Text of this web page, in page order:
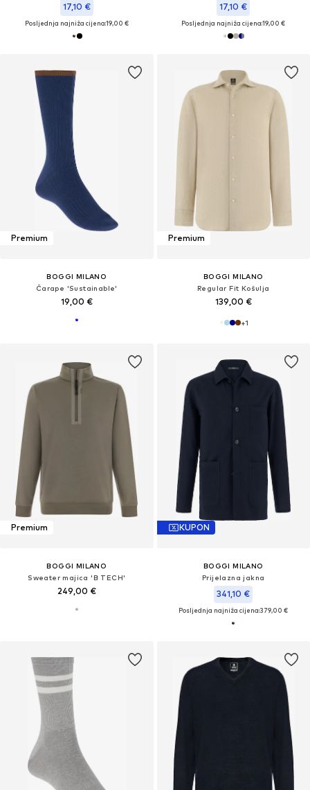
17,10 €
Posljednja najniža cijena:19,00 €
17,10 €
Posljednja najniža cijena:19,00 €
Premium
BOGGI MILANO
Čarape 'Sustainable'
19,00 €
Premium
BOGGI MILANO
Regular Fit Košulja
139,00 €
+1
Premium
BOGGI MILANO
Sweater majica 'B TECH'
249,00 €
KUPON
BOGGI MILANO
Prijelazna jakna
341,10 €
Posljednja najniža cijena:379,00 €